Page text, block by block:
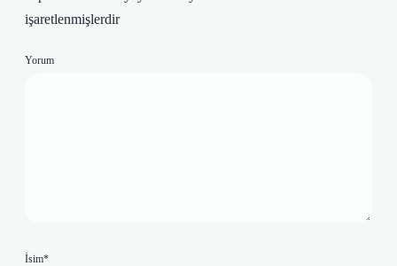
işaretlenmişlerdir
Yorum
İsim*